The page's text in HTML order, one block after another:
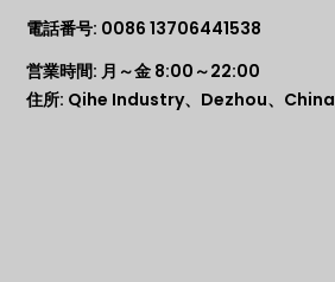
電話番号: 0086 13706441538
営業時間: 月～金 8:00～22:00
住所: Qihe Industry、Dezhou、China